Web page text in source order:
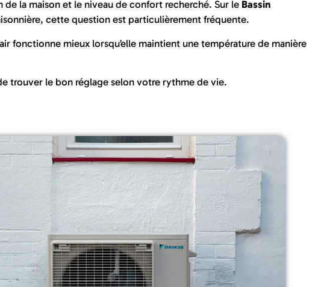
de la maison et le niveau de confort recherché. Sur le Bassin
cette question est particulièrement fréquente.
fonctionne mieux lorsqu’elle maintient une température de manière
trouver le bon réglage selon votre rythme de vie.